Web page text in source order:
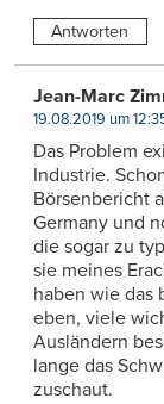
Antworten
Jean-Marc
19.08.2019 um
Das Problem
Industrie.
Börsenbericht
Germany und
die sogar zu
sie meines
haben wie das
eben, viele
Ausländern
lange das
zuschaut.